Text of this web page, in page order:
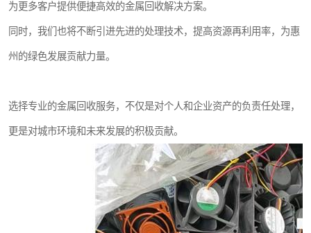
为更多客户提供便捷高效的金属回收解决方案。
同时，我们也将不断引进先进的处理技术，提高资源再利用率，为惠
州的绿色发展贡献力量。
选择专业的金属回收服务，不仅是对个人和企业资产的负责任处理，
更是对城市环境和未来发展的积极贡献。